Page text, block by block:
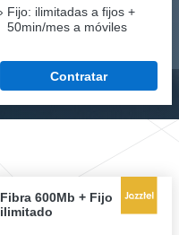
Fijo: ilimitadas a fijos +
50min/mes a móviles
Contratar
Fibra 600Mb + Fijo
ilimitado